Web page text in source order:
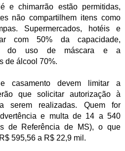
e chimarrão estão permitidas,
não compartilhem itens como
Supermercados, hotéis e
com 50% da capacidade,
do uso de máscara e a
de álcool 70%.
casamento devem limitar a
que solicitar autorização à
serem realizadas. Quem for
e multa de 14 a 540
de Referência de MS), o que
595,56 a R$ 22,9 mil.